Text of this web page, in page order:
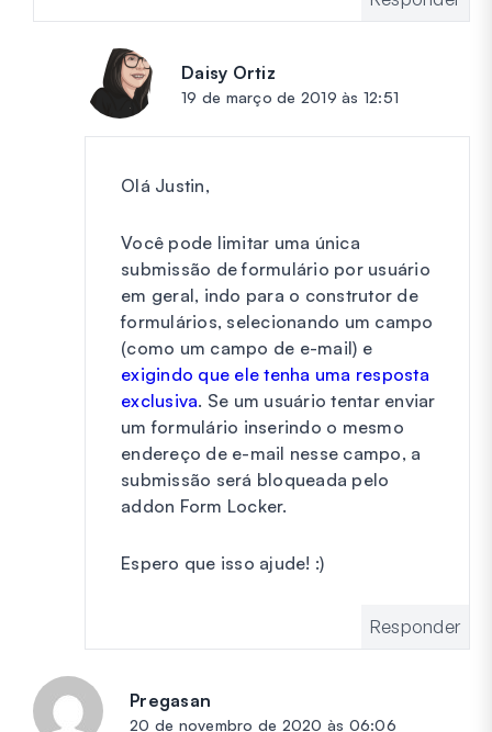
Daisy Ortiz
19 de março de 2019 às 12:51
Olá Justin,
Você pode limitar uma única
submissão de formulário por usuário
em geral, indo para o construtor de
formulários, selecionando um campo
(como um campo de e-mail) e
exigindo que ele tenha uma resposta
exclusiva. Se um usuário tentar enviar
um formulário inserindo o mesmo
endereço de e-mail nesse campo, a
submissão será bloqueada pelo
addon Form Locker.
Espero que isso ajude! :)
Responder
Pregasan
20 de novembro de 2020 às 06:06